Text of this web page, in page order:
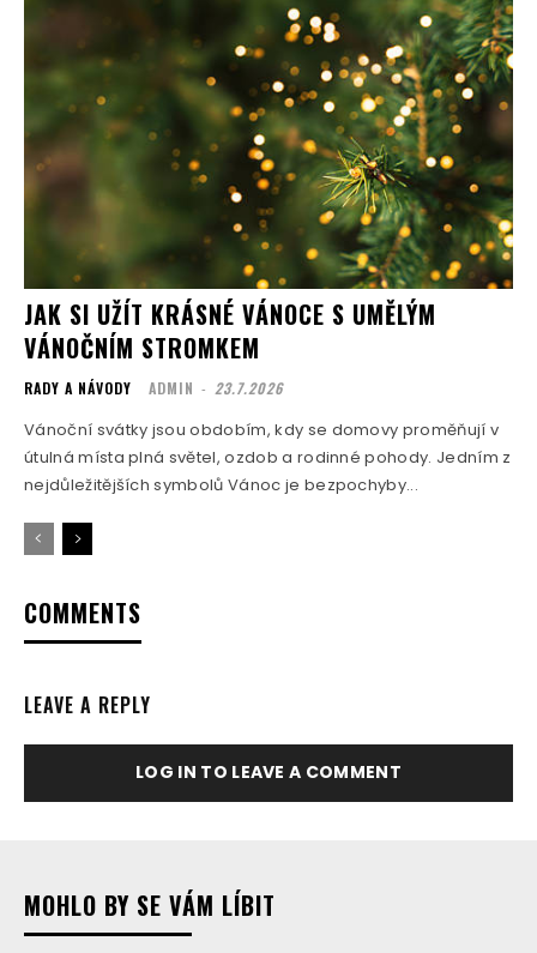
JAK SI UŽÍT KRÁSNÉ VÁNOCE S UMĚLÝM
VÁNOČNÍM STROMKEM
RADY A NÁVODY ADMIN - 23.7.2026
Vánoční svátky jsou obdobím, kdy se domovy proměňují v
útulná místa plná světel, ozdob a rodinné pohody. Jedním z
nejdůležitějších symbolů Vánoc je bezpochyby...
COMMENTS
LEAVE A REPLY
LOG IN TO LEAVE A COMMENT
MOHLO BY SE VÁM LÍBIT